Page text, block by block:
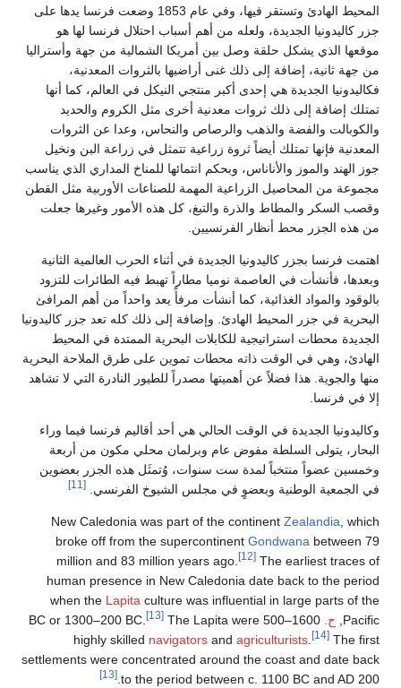
المحيط الهادئ وتستقر فيها، وفي عام 1853 وضعت فرنسا يدها على
جزر كاليدونيا الجديدة، ولعله من أهم أسباب احتلال فرنسا لها هو
موقعها الذي يشكل حلقة وصل بين أمريكا الشمالية من جهة وأستراليا
من جهة ثانية، إضافة إلى ذلك غنى أراضيها بالثروات المعدنية،
فكاليدونيا الجديدة هي إحدى أكبر منتجي النيكل في العالم، كما أنها
تمتلك إضافة إلى ذلك ثروات معدنية أخرى مثل الكروم والحديد
والكوبالت والفضة والذهب والرصاص والنحاس، وعدا عن الثروات
المعدنية فإنها تمتلك أيضاً ثروة زراعية تتمثل في زراعة البن ونخيل
جوز الهند والموز والأناناس، وبحكم انتمائها للمناخ المداري الذي يناسب
مجموعة من المحاصيل الزراعية المهمة للصناعات الأوربية مثل القطن
وقصب السكر والمطاط والذرة والتبغ، كل هذه الأمور وغيرها جعلت
من هذه الجزر محط أنظار الفرنسيين.
اهتمت فرنسا بجزر كاليدونيا الجديدة في أثناء الحرب العالمية الثانية
وبعدها، فأنشأت في العاصمة نوميا مطاراً تهبط فيه الطائرات للتزود
بالوقود والمواد الغذائية، كما أنشأت مرفأً يعد واحداً من أهم المرافئ
البحرية في جزر المحيط الهادئ. وإضافة إلى ذلك كله تعد جزر كاليدونيا
الجديدة محطات استراتيجية للكابلات البحرية الممتدة في المحيط
الهادئ، وهي في الوقت ذاته محطات تموين على طرق الملاحة البحرية
منها والجوية. هذا فضلاً عن أهميتها مصدراً للطيور النادرة التي لا تشاهد
إلا في فرنسا.
وكاليدونيا الجديدة في الوقت الحالي هي أحد أقاليم فرنسا فيما وراء
البحار، يتولى السلطة مفوض عام وبرلمان محلي مكون من أربعة
وخمسين عضواً منتخباً لمدة ست سنوات، وُتمثَل هذه الجزر بعضوين
في الجمعية الوطنية وبعضوٍ في مجلس الشيوخ الفرنسي.
New Caledonia was part of the continentZealandia , which
broke off from the supercontinentGondwanabetween 79
million and 83 million years ago.
[12]The earliest traces of
human presence in New Caledonia date back to the period
when theLapitaculture was influential in large parts of the
Pacific, ح.1600–500 BC or 1300–200 BC.
[13]The Lapita were
highly skillednavigatorsandagriculturists. [14]The first
settlements were concentrated around the coast and date back
to the period between c. 1100 BC and AD 200.
[13]